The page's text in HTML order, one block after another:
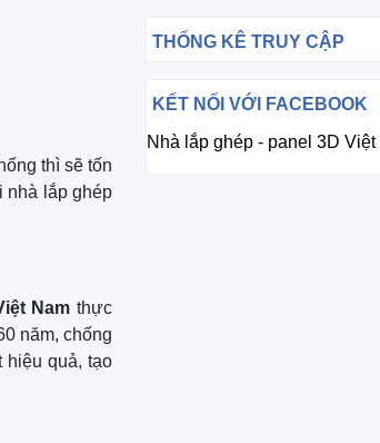
thì sẽ tốn
nhà lắp ghép
Nam thực
năm, chống
hiệu quả, tạo
THỐNG KÊ TRUY CẬP
KẾT NỐI VỚI FACEBOOK
Nhà lắp ghép - panel 3D Việt